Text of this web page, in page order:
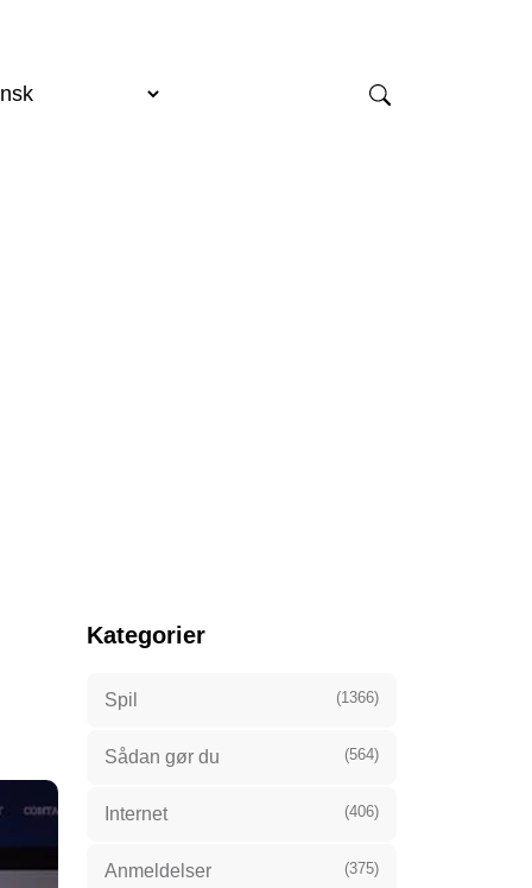
Kategorier
Spil (1366)
Sådan gør du (564)
Internet (406)
Anmeldelser (375)